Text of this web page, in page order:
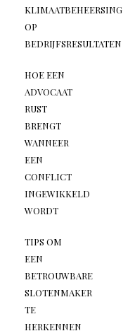
KLIMAATBEHEERSING
OP
BEDRIJFSRESULTATEN
HOE EEN
ADVOCAAT
RUST
BRENGT
WANNEER
EEN
CONFLICT
INGEWIKKELD
WORDT
TIPS OM
EEN
BETROUWBARE
SLOTENMAKER
TE
HERKENNEN